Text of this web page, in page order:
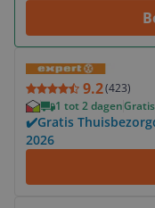
9.2(423)
1 tot 2 dagen
✔️Gratis
2026